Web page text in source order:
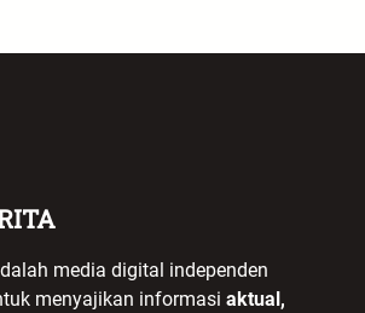
media digital independen
menyajikan informasi aktual,